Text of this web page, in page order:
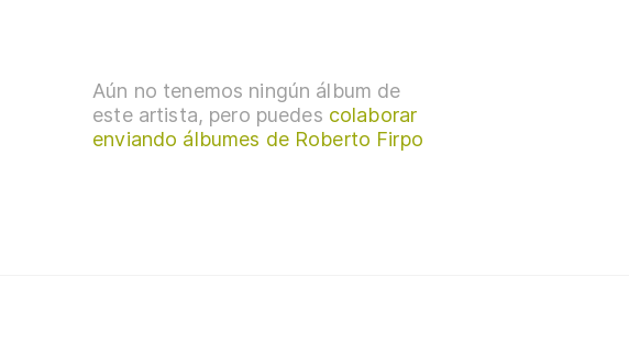
Aún no tenemos ningún álbum de
este artista, pero puedes colaborar
enviando álbumes de Roberto Firpo